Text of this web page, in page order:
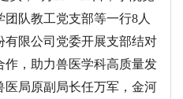
队教工党支部等一行8人
有限公司党委开展支部结对
，助力兽医学科高质量发
医局原副局长任万军，金河